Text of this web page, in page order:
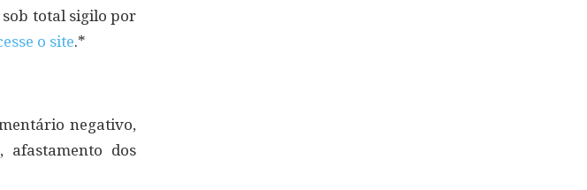
sob total sigilo por
o site.*
negativo,
, afastamento dos